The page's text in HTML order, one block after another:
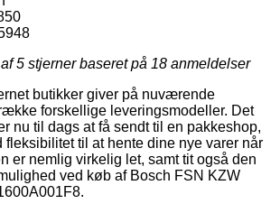
5 stjerner baseret på 18 anmeldelser
butikker giver på nuværende
forskellige leveringsmodeller. Det
nu til dags at få sendt til en pakkeshop,
fleksibilitet til at hente dine nye varer når
er nemlig virkelig let, samt tit også den
ved køb af Bosch FSN KZW